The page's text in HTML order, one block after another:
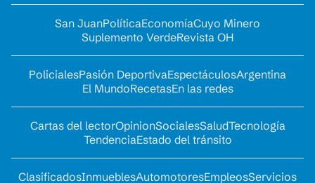
San JuanPolíticaEconomíaCuyo Minero
Suplemento VerdeRevista OH
PolicialesPasión DeportivaEspectáculosArgentina
El MundoRecetasEn las redes
Cartas del lectorOpinionSocialesSaludTecnología
TendenciaEstado del tránsito
ClasificadosInmueblesAutomotoresEmpleosServicios